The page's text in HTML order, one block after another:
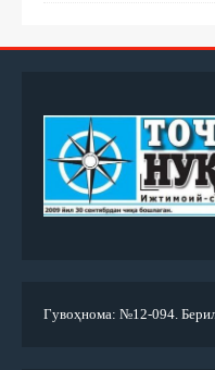
Гувоҳнома: №12-094.